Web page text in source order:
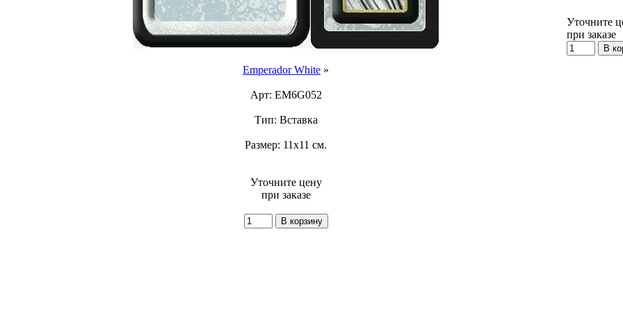
Emperador White »
Арт: EM6G052
Тип: Вставка
Размер: 11x11 см.
Уточните цену
при заказе
Уточните
при заказе